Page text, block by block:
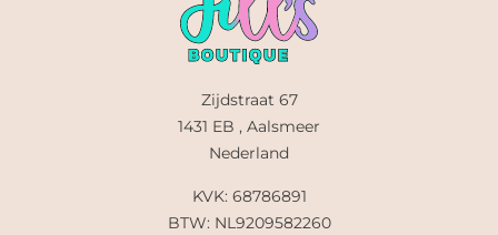
Zijdstraat 67
1431 EB , Aalsmeer
Nederland
KVK: 68786891
BTW: NL9209582260